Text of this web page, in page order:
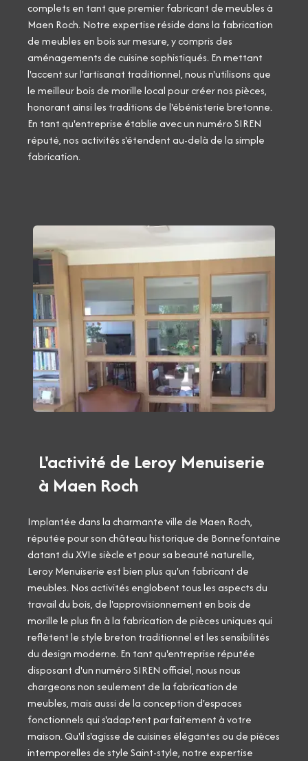
complets en tant que premier fabricant de meubles à
Maen Roch. Notre expertise réside dans la fabrication
de meubles en bois sur mesure, y compris des
aménagements de cuisine sophistiqués. En mettant
l'accent sur l'artisanat traditionnel, nous n'utilisons que
le meilleur bois de morille local pour créer nos pièces,
honorant ainsi les traditions de l'ébénisterie bretonne.
En tant qu'entreprise établie avec un numéro SIREN
réputé, nos activités s'étendent au-delà de la simple
fabrication.
L'activité de Leroy Menuiserie
à Maen Roch
Implantée dans la charmante ville de Maen Roch,
réputée pour son château historique de Bonnefontaine
datant du XVIe siècle et pour sa beauté naturelle,
Leroy Menuiserie est bien plus qu'un fabricant de
meubles. Nos activités englobent tous les aspects du
travail du bois, de l'approvisionnement en bois de
morille le plus fin à la fabrication de pièces uniques qui
reflètent le style breton traditionnel et les sensibilités
du design moderne. En tant qu'entreprise réputée
disposant d'un numéro SIREN officiel, nous nous
chargeons non seulement de la fabrication de
meubles, mais aussi de la conception d'espaces
fonctionnels qui s'adaptent parfaitement à votre
maison. Qu'il s'agisse de cuisines élégantes ou de pièces
intemporelles de style Saint-style, notre expertise